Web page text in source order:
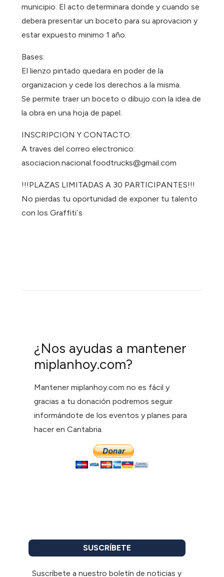
municipio. El acto determinara donde y cuando se
debera presentar un boceto para su aprovacion y
estar expuesto minimo 1 año.
Bases:
El lienzo pintado quedara en poder de la
organizacion y cede los derechos a la misma.
Se permite traer un boceto o dibujo con la idea de
la obra en una hoja de papel.
INSCRIPCION Y CONTACTO:
A traves del correo electronico:
asociacion.nacional.foodtrucks@gmail.com
!!!PLAZAS LIMITADAS A 30 PARTICIPANTES!!!
No pierdas tu oportunidad de exponer tu talento
con los Graffiti´s
¿Nos ayudas a mantener
miplanhoy.com?
Mantener miplanhoy.com no es fácil y
gracias a tu donación podremos seguir
informándote de los eventos y planes para
hacer en Cantabria.
SUSCRÍBETE
Suscríbete a nuestro boletín de noticias y